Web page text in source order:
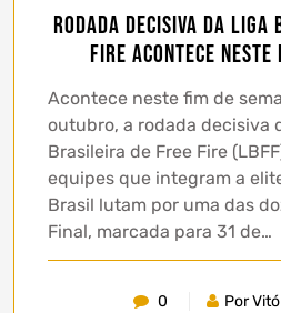
Rodada decisiva da
Fire acontece neste
Acontece neste fim de
outubro, a rodada decisiva
Brasileira de Free Fire
equipes que integram a
Brasil lutam por uma das
Final, marcada para 31 de…
0
Por